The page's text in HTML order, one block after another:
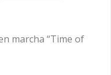
marcha “Time of